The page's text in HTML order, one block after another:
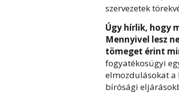
szervezetek
Úgy hírlik, hogy
Mennyivel lesz
tömeget érint
fogyatékosügyi
elmozdulásokat a
bírósági